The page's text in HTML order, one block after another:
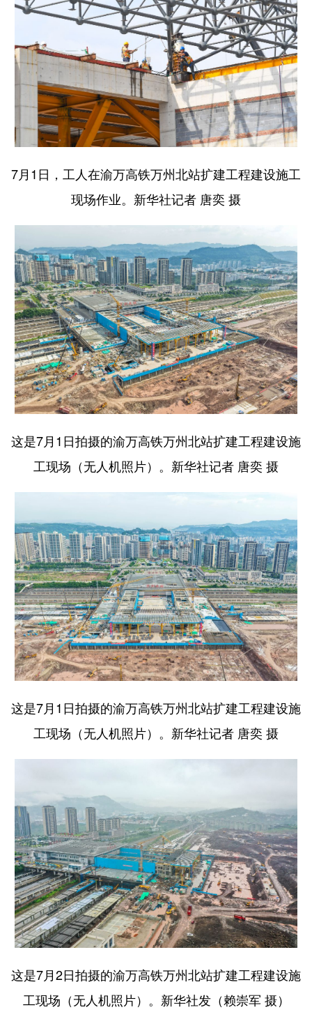
7月1日，工人在渝万高铁万州北站扩建工程建设施工
现场作业。新华社记者 唐奕 摄
这是7月1日拍摄的渝万高铁万州北站扩建工程建设施
工现场（无人机照片）。新华社记者 唐奕 摄
这是7月1日拍摄的渝万高铁万州北站扩建工程建设施
工现场（无人机照片）。新华社记者 唐奕 摄
这是7月2日拍摄的渝万高铁万州北站扩建工程建设施
工现场（无人机照片）。新华社发（赖崇军 摄）